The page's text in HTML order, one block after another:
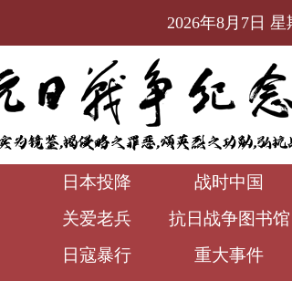
2026年8月7日 星
日本投降 战时中国
关爱老兵 抗日战争图书馆
日寇暴行 重大事件